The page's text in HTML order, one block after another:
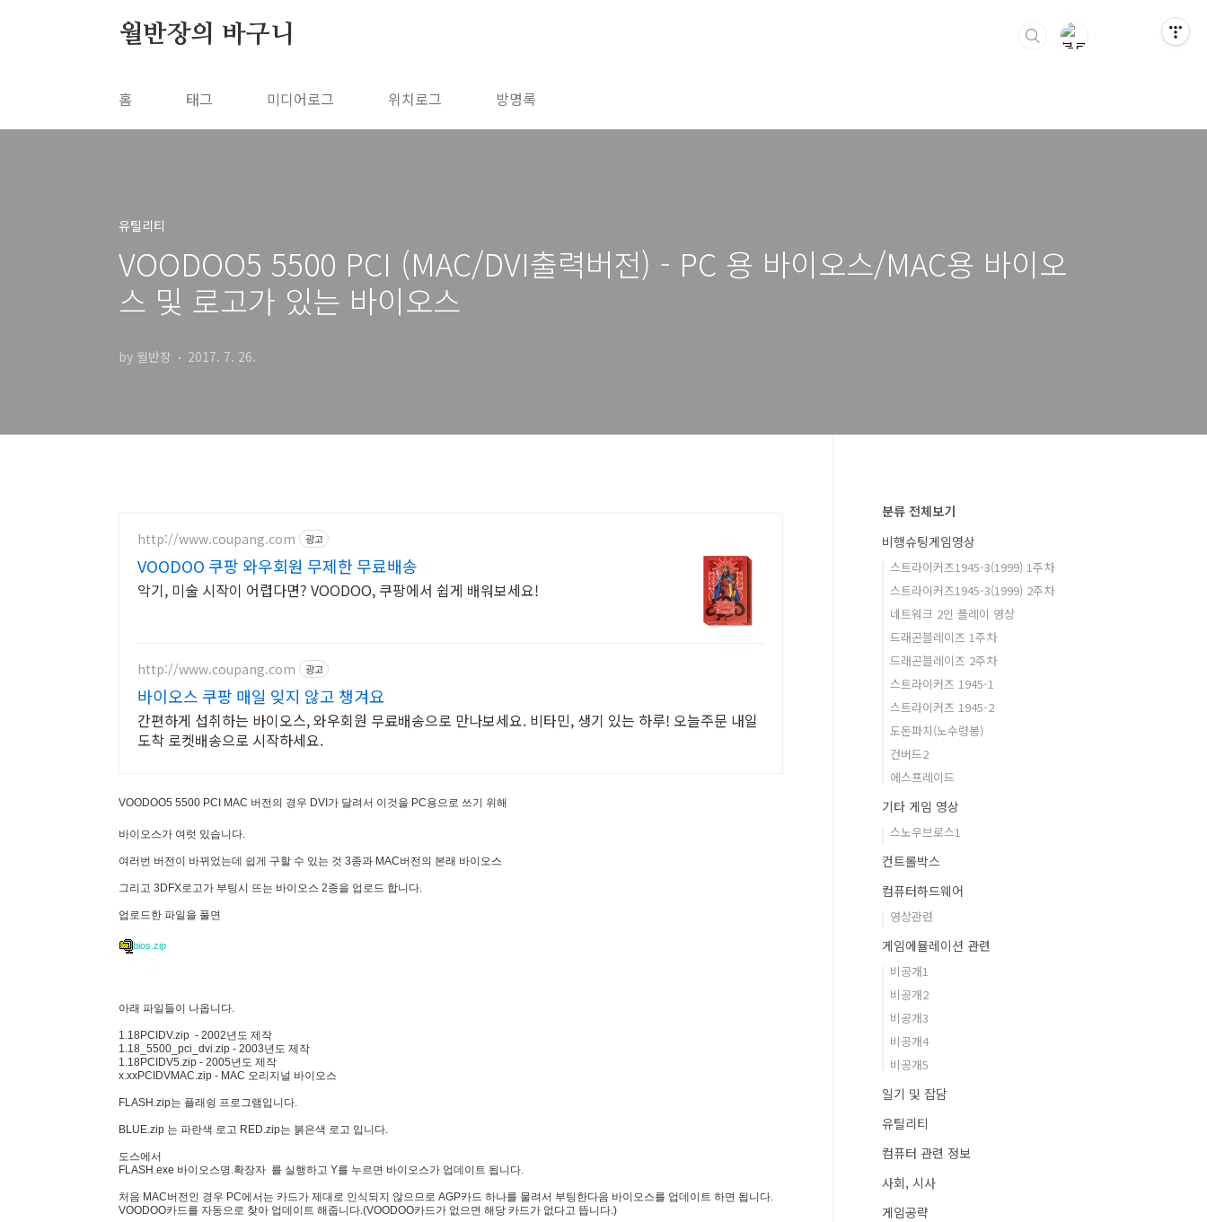
월반장의 바구니
홈 태그 미디어로그 위치로그 방명록
유틸리티
VOODOO5 5500 PCI (MAC/DVI출력버전) - PC 용 바이오스/MAC용 바이오
스 및 로고가 있는 바이오스
by 월반장 2017. 7. 26.
http://www.coupang.com 광고
VOODOO 쿠팡 와우회원 무제한 무료배송
악기, 미술 시작이 어렵다면? VOODOO, 쿠팡에서 쉽게 배워보세요!
http://www.coupang.com 광고
바이오스 쿠팡 매일 잊지 않고 챙겨요
간편하게 섭취하는 바이오스, 와우회원 무료배송으로 만나보세요. 비타민, 생기 있는 하루! 오늘주문 내일
도착 로켓배송으로 시작하세요.
VOODOO5 5500 PCI MAC 버전의 경우 DVI가 달려서 이것을 PC용으로 쓰기 위해
바이오스가 여럿 있습니다.
여러번 버전이 바뀌었는데 쉽게 구할 수 있는 것 3종과 MAC버전의 본래 바이오스
그리고 3DFX로고가 부팅시 뜨는 바이오스 2종을 업로드 합니다.
업로드한 파일을 풀면
bios.zip
아래 파일들이 나옵니다.
1.18PCIDV.zip - 2002년도 제작
1.18_5500_pci_dvi.zip - 2003년도 제작
1.18PCIDV5.zip - 2005년도 제작
x.xxPCIDVMAC.zip - MAC 오리지널 바이오스
FLASH.zip는 플래슁 프로그램입니다.
BLUE.zip 는 파란색 로고 RED.zip는 붉은색 로고 입니다.
도스에서
FLASH.exe 바이오스명.확장자 를 실행하고 Y를 누르면 바이오스가 업데이트 됩니다.
처음 MAC버전인 경우 PC에서는 카드가 제대로 인식되지 않으므로 AGP카드 하나를 물려서 부팅한다음 바이오스를 업데이트 하면 됩니다.
VOODOO카드를 자동으로 찾아 업데이트 해줍니다.(VOODOO카드가 없으면 해당 카드가 없다고 뜹니다.)
분류 전체보기
비행슈팅게임영상
스트라이커즈1945-3(1999) 1주차
스트라이커즈1945-3(1999) 2주차
네트워크 2인 플레이 영상
드래곤블레이즈 1주차
드래곤블레이즈 2주차
스트라이커즈 1945-1
스트라이커즈 1945-2
도돈파치(노수령봉)
건버드2
에스프레이드
기타 게임 영상
스노우브로스1
컨트롤박스
컴퓨터하드웨어
영상관련
게임에뮬레이션 관련
비공개1
비공개2
비공개3
비공개4
비공개5
일기 및 잡담
유틸리티
컴퓨터 관련 정보
사회, 시사
게임공략